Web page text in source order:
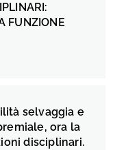
FUNZIONE
selvaggia e
ora la
disciplinari.